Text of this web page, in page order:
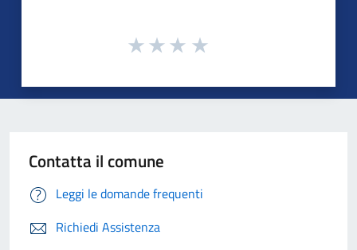
Contatta il comune
Leggi le domande frequenti
Richiedi Assistenza